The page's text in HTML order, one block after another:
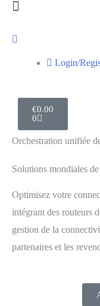
Login/
€0.00
0
Orchestration unifiée
Solutions mondiales
Optimisez votre
intégrant des routeurs
gestion de la
partenaires et les